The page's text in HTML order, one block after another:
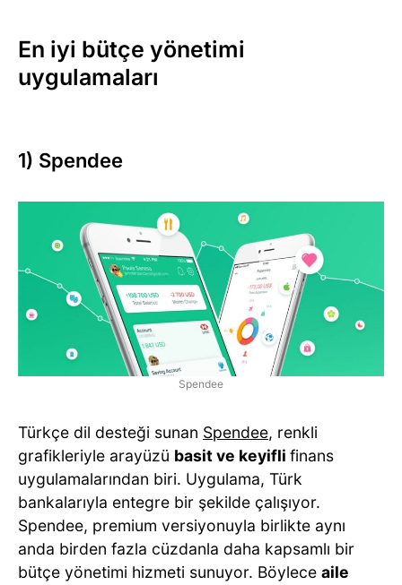
En iyi bütçe yönetimi
uygulamaları
1) Spendee
Spendee
Türkçe dil desteği sunan Spendee, renkli
grafikleriyle arayüzü basit ve keyifli finans
uygulamalarından biri. Uygulama, Türk
bankalarıyla entegre bir şekilde çalışıyor.
Spendee, premium versiyonuyla birlikte aynı
anda birden fazla cüzdanla daha kapsamlı bir
bütçe yönetimi hizmeti sunuyor. Böylece aile